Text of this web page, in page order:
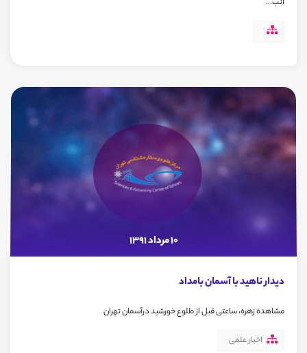
انب...
10 مرداد 1391
دیدار ناهید با آسمان بامداد
مشاهده زهره، ساعتی قبل از طلوع خورشید درآسمان تهران
اخبار علمی